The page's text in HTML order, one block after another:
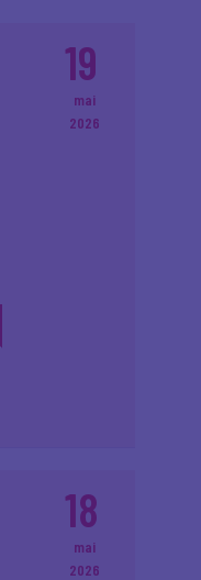
19
mai
2026
18
mai
2026